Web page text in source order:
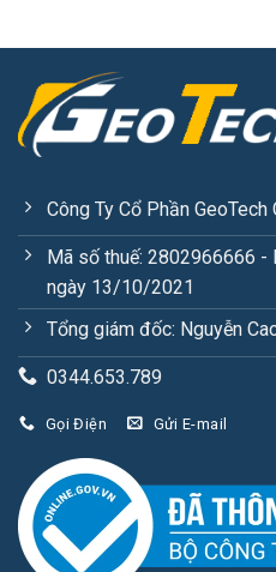
Công Ty Cổ Phần GeoTech
Mã số thuế: 2802966666 -
ngày 13/10/2021
Tổng giám đốc: Nguyễn
0344.653.789
Gọi Điện Gửi E-mail